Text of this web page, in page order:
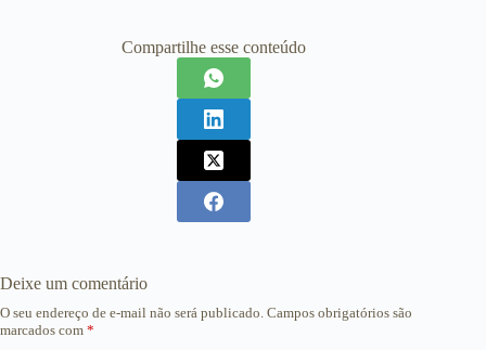
Compartilhe esse conteúdo
Deixe um comentário
O seu endereço de e-mail não será publicado. Campos obrigatórios são
marcados com *